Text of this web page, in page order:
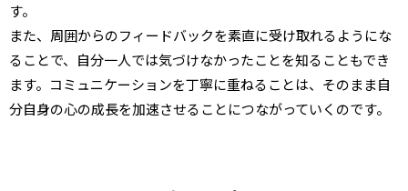
す。
また、周囲からのフィードバックを素直に受け取れるようにな
ることで、自分一人では気づけなかったことを知ることもでき
ます。コミュニケーションを丁寧に重ねることは、そのまま自
分自身の心の成長を加速させることにつながっていくのです。